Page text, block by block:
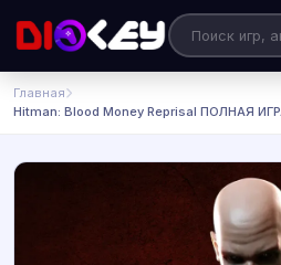
Главная
Hitman: Blood Money Reprisal ПОЛНАЯ